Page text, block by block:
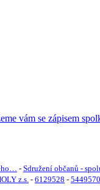
- Sdružení občanů -
z.s.- 6129528 - 5449570